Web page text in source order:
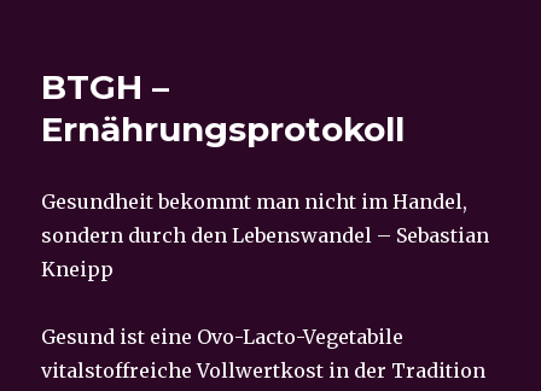
BTGH –
Ernährungsprotokoll
Gesundheit bekommt man nicht im Handel,
sondern durch den Lebenswandel – Sebastian
Kneipp
Gesund ist eine Ovo-Lacto-Vegetabile
vitalstoffreiche Vollwertkost in der Tradition